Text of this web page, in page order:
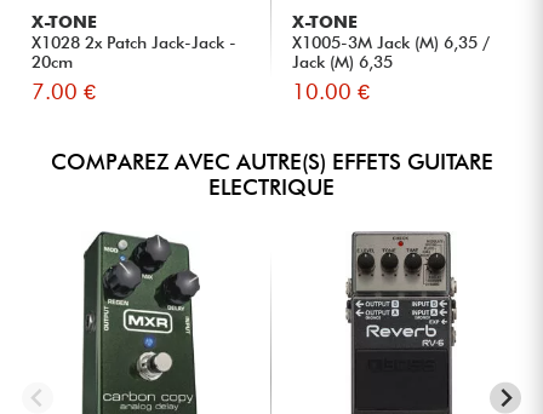
X-TONE
X1028 2x Patch Jack-Jack -
20cm
7.00 €
X-TONE
X1005-3M Jack (M) 6,35 /
Jack (M) 6,35
10.00 €
COMPAREZ AVEC AUTRE(S) EFFETS GUITARE
ELECTRIQUE